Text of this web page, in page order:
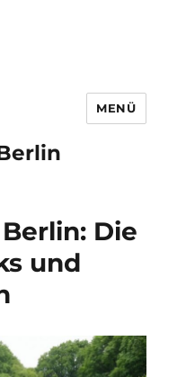
MENÜ
Die
und